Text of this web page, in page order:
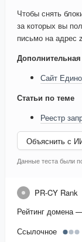
Чтобы снять
за которых вы
письмо на адрес
Сайт
Статьи по теме
Реестр
Объяснить с
Данные теста были
PR-CY Rank
Рейтинг домена
Ссылочное